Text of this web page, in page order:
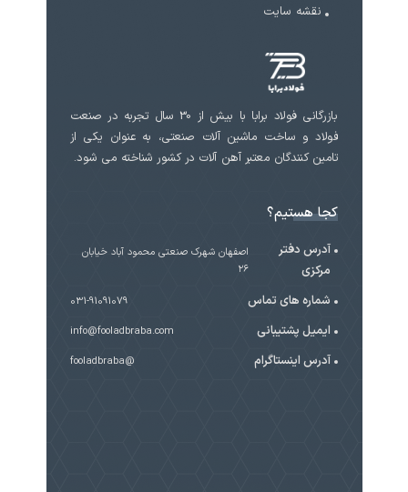
نقشه سایت
بازرگانی فولاد برابا با بیش از 30 سال تجربه در صنعت
فولاد و ساخت ماشین آلات صنعتی، به عنوان یکی از
تامین کنندگان معتبر آهن آلات در کشور شناخته می شود.
کجا هستیم؟
آدرس دفتر
مرکزی
اصفهان شهرک صنعتی محمود آباد خیابان
۲۶
شماره های تماس 031-91091079
ایمیل پشتیبانی info@fooladbraba.com
آدرس اینستاگرام @fooladbraba